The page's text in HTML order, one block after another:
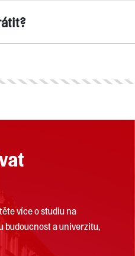
více o studiu na
budoucnost a univerzitu,